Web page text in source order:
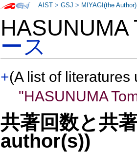
ース
+(A list of
"HASUNUMA
共著回数と共
author(s))
AIST >GSJ > MIYAGI(the Author)